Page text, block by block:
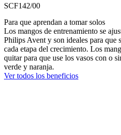
SCF142/00
Para que aprendan a tomar solos
Los mangos de entrenamiento se
Philips Avent y son ideales para que
cada etapa del crecimiento. Los
quitar para que use los vasos con o
verde y naranja.
Ver todos los beneficios